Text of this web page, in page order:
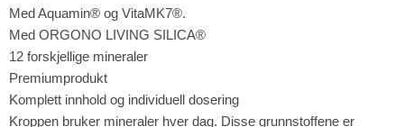
Med Aquamin® og VitaMK7®.
Med ORGONO LIVING SILICA®
12 forskjellige mineraler
Premiumprodukt
Komplett innhold og individuell dosering
Kroppen bruker mineraler hver dag. Disse grunnstoffene er